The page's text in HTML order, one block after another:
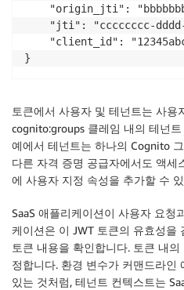
"origin_jti":
"jti": "cccccccc-
"client_id":
}
토큰에서 사용자 및 테넌트는 사용
cognito:groups 클레임 내의 테넌
예에서 테넌트는 하나의 Cognito
다른 자격 증명 공급자에서도 액세
에 사용자 지정 속성을 추가할 수
SaaS 애플리케이션이 사용자 요청
케이션은 이 JWT 토큰의 유효성을
토큰 내용을 확인합니다. 토큰 내
정합니다. 환경 변수가 커맨드라인
있는 것처럼, 테넌트 컨텍스트는